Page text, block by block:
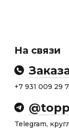
На связи
+7 931 009 29
Telegram,